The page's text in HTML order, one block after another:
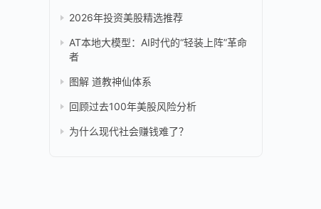
2026年投资美股精选推荐
AT本地大模型：AI时代的“轻装上阵”革命
者
图解 道教神仙体系
回顾过去100年美股风险分析
为什么现代社会赚钱难了？